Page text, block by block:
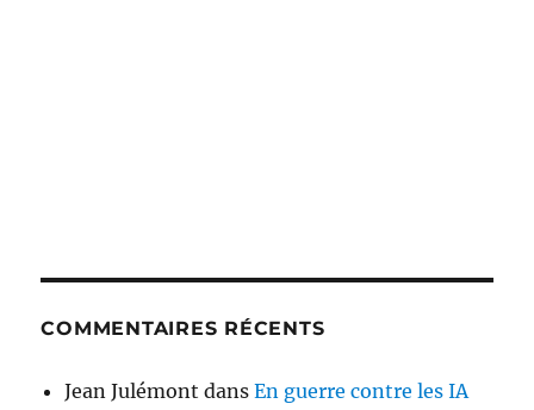
COMMENTAIRES RÉCENTS
Jean Julémont dansEn guerre contre les IA